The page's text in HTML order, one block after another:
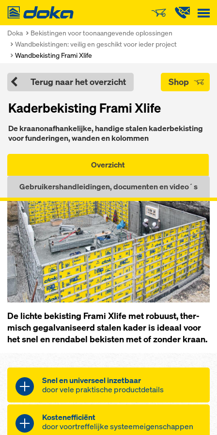
Doka
Doka
Bekistingen voor toonaangevende oplossingen
Wandbekistingen: veilig en geschikt voor ieder project
Wandbekisting Frami Xlife
Terug naar het overzicht Shop
Kaderbekisting Frami Xlife
De kraanonafhankelijke, handige stalen kaderbekisting
voor funderingen, wanden en kolommen
Overzicht
Gebruikershandleidingen, documenten en video´s
De lich­te be­kis­ting Frami Xlife met ro­buust, ther­
misch ge­galva­ni­seerd sta­len ka­der is ide­aal voor
het snel en ren­da­bel be­kis­ten met of zon­der kraan.
Snel en universeel inzetbaar
door vele praktische productdetails
Handige stalen kaderbekisting
voor funderingen, wanden en
Kostenefficiënt
door voortreffelijke systeemeigenschappen